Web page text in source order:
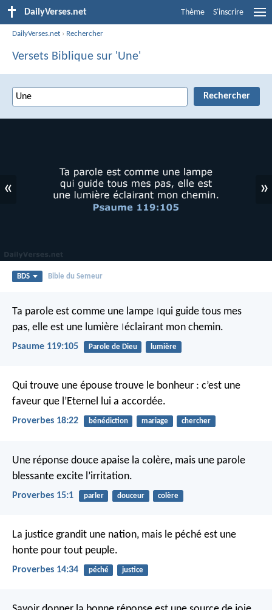
DailyVerses.net Thème S'inscrire
DailyVerses.net › Rechercher
Versets Biblique sur 'Une'
« »
BDS Bible du Semeur
Ta parole est comme une lampe qui guide tous mes
pas, elle est une lumière éclairant mon chemin.
Psaume 119:105 Parole de Dieu lumière
Qui trouve une épouse trouve le bonheur : c’est une
faveur que l’Eternel lui a accordée.
Proverbes 18:22 bénédiction mariage chercher
Une réponse douce apaise la colère, mais une parole
blessante excite l’irritation.
Proverbes 15:1 parler douceur colère
La justice grandit une nation, mais le péché est une
honte pour tout peuple.
Proverbes 14:34 péché justice